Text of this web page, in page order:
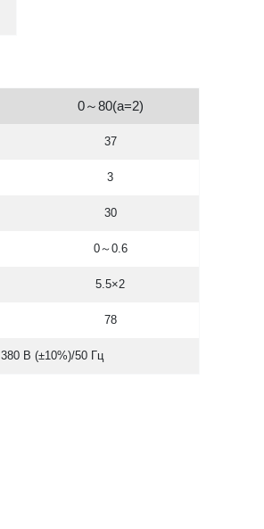
0～80(a=2)
37
3
30
0～0.6
5.5×2
78
380 В (±10%)/50 Гц